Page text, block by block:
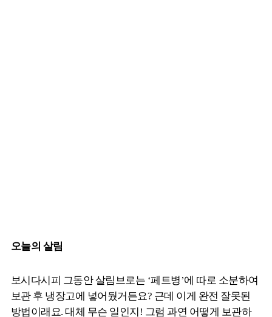
오늘의 살림
보시다시피 그동안 살림브로는 ‘페트병’에 따로 소분하여
보관 후 냉장고에 넣어뒀거든요? 근데 이게 완전 잘못된
방법이래요. 대체 무슨 일인지! 그럼 과연 어떻게 보관하